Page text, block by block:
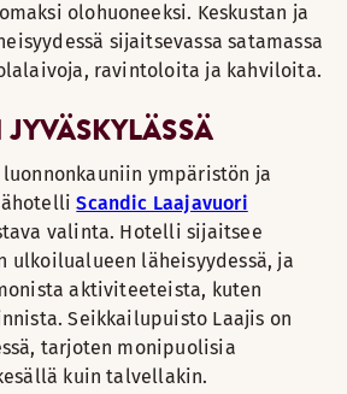
olohuoneeksi. Keskustan ja
sijaitsevassa satamassa
ravintoloita ja kahviloita.
ympäristön ja
Scandic Laajavuori
valinta. Hotelli sijaitsee
ulkoilualueen läheisyydessä, ja
aktiviteeteista, kuten
Seikkailupuisto Laajis on
tarjoten monipuolisia
kuin talvellakin.